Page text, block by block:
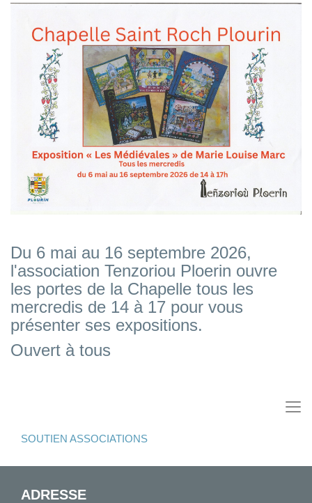
Du 6 mai au 16 septembre 2026,
l'association Tenzoriou Ploerin ouvre
les portes de la Chapelle tous les
mercredis de 14 à 17 pour vous
présenter ses expositions.
Ouvert à tous
SOUTIEN ASSOCIATIONS
ADRESSE